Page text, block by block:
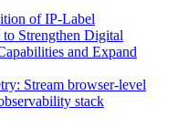
of IP-Label
Strengthen Digital
and Expand
Stream browser-level
stack